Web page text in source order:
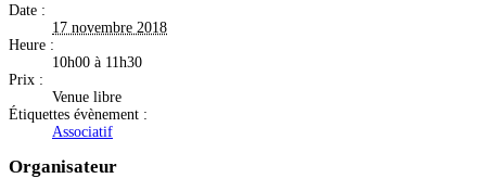
Date :
17 novembre 2018
Heure :
10h00 à 11h30
Prix :
Venue libre
Étiquettes évènement :
Associatif
Organisateur